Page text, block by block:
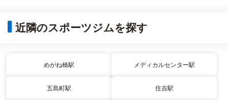
近隣のスポーツジムを探す
めがね橋駅 メディカルセンター駅
五島町駅 住吉駅